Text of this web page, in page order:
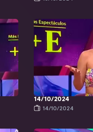
14/10/2024
14/10/2024